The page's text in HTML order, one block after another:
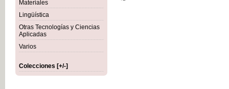
Materiales
Lingüística
Otras Tecnologías y Ciencias
Aplicadas
Varios
Colecciones [+/-]